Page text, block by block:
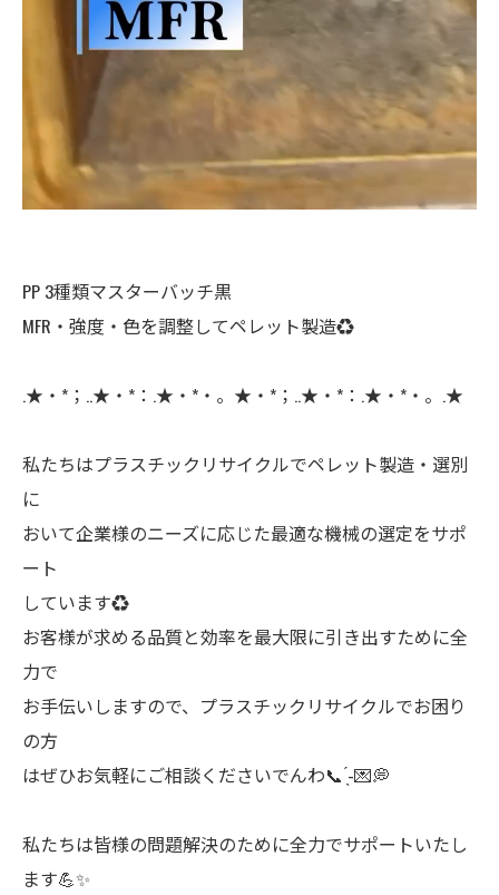
PP 3種類マスターバッチ黒
MFR・強度・色を調整してペレット製造♻️
.★・*；..★・*：.★・*・。★・*；..★・*：.★・*・。.★
私たちはプラスチックリサイクルでペレット製造・選別
に
おいて企業様のニーズに応じた最適な機械の選定をサポ
ート
しています♻️
お客様が求める品質と効率を最大限に引き出すために全
力で
お手伝いしますので、プラスチックリサイクルでお困り
の方
はぜひお気軽にご相談くださいでんわ📞‪‪ ̖́-💌💭
私たちは皆様の問題解決のために全力でサポートいたし
ます💪✨